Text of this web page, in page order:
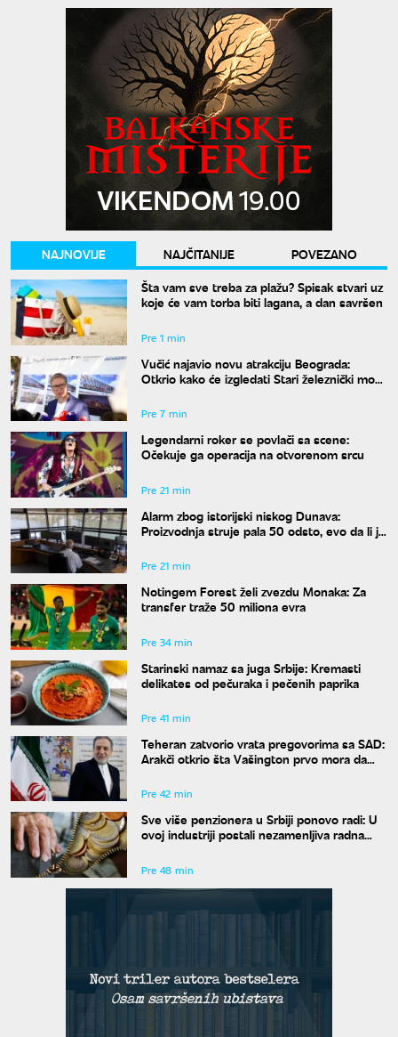
NAJNOVIJE NAJČITANIJE
POVEZANO
Šta vam sve treba za plažu? Spisak stvari uz
koje će vam torba biti lagana, a dan savršen
Pre 1 min
Vučić najavio novu atrakciju Beograda:
Otkrio kako će izgledati Stari železnički most
Pre 7 min
Legendarni roker se povlači sa scene:
Očekuje ga operacija na otvorenom srcu
Pre 21 min
Alarm zbog istorijski niskog Dunava:
Proizvodnja struje pala 50 odsto, evo da li je
Pre 21 min
Notingem Forest želi zvezdu Monaka: Za
transfer traže 50 miliona evra
Pre 34 min
Starinski namaz sa juga Srbije: Kremasti
delikates od pečuraka i pečenih paprika
Pre 41 min
Teheran zatvorio vrata pregovorima sa SAD:
Arakči otkrio šta Vašington prvo mora da
Pre 42 min
Sve više penzionera u Srbiji ponovo radi: U
ovoj industriji postali nezamenljiva radna
Pre 48 min